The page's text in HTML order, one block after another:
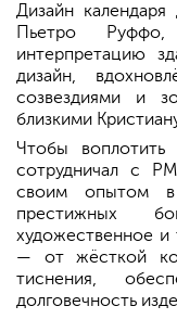
Дизайн календаря
Пьетро
интерпретацию
дизайн,
созвездиями и
близкими
Чтобы
сотрудничал с
своим опытом в
престижных
художественное и
— от жёсткой
тиснения,
долговечность